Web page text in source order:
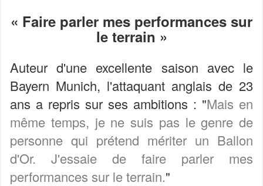
« Faire parler mes performances sur
le terrain »
Auteur d'une excellente saison avec le
Bayern Munich, l'attaquant anglais de 23
ans a repris sur ses ambitions : "Mais en
même temps, je ne suis pas le genre de
personne qui prétend mériter un Ballon
d'Or. J'essaie de faire parler mes
performances sur le terrain."